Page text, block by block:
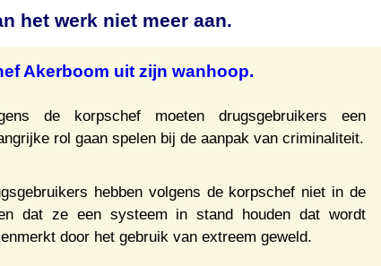
het werk niet meer aan.
Akerboom uit zijn wanhoop.
de korpschef moeten drugsgebruikers een
rol gaan spelen bij de aanpak van criminaliteit.
hebben volgens de korpschef niet in de
dat ze een systeem in stand houden dat wordt
door het gebruik van extreem geweld.